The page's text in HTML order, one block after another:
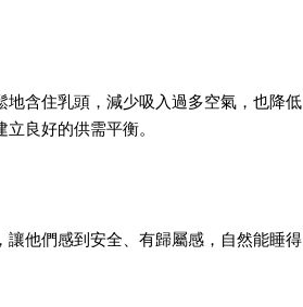
含住乳頭，減少吸入過多空氣，也降低
良好的供需平衡。
他們感到安全、有歸屬感，自然能睡得